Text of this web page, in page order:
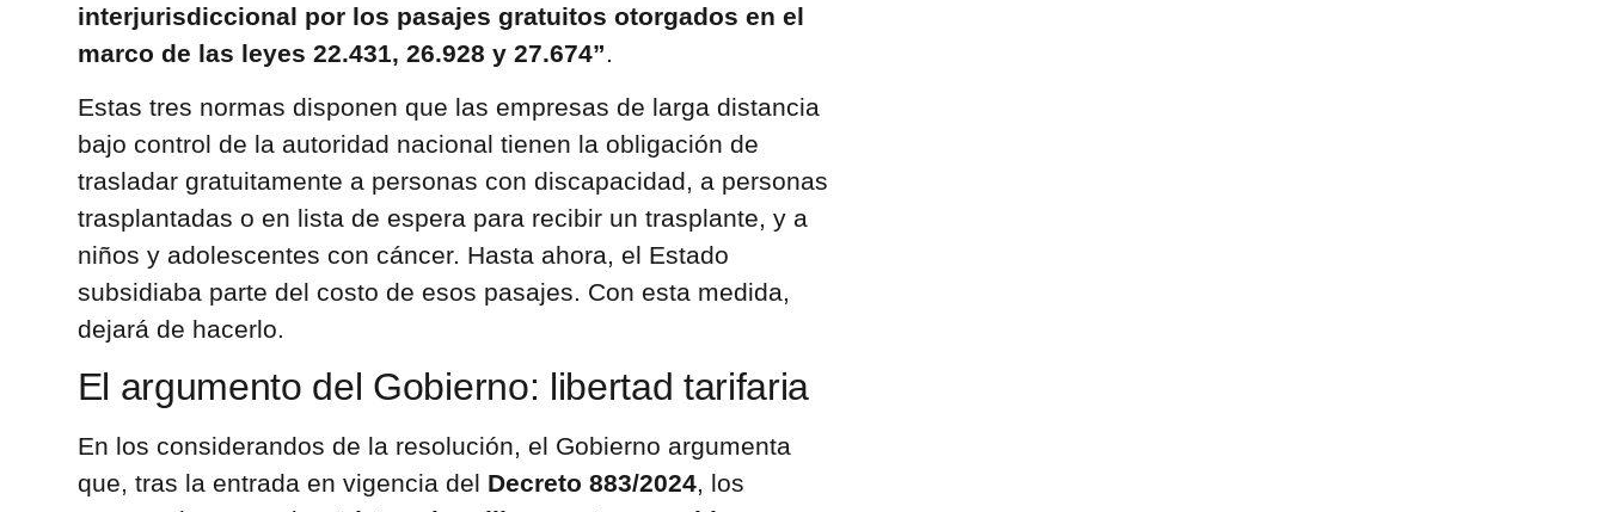
interjurisdiccional por los pasajes gratuitos otorgados en el
marco de las leyes 22.431, 26.928 y 27.674”.
Estas tres normas disponen que las empresas de larga distancia
bajo control de la autoridad nacional tienen la obligación de
trasladar gratuitamente a personas con discapacidad, a personas
trasplantadas o en lista de espera para recibir un trasplante, y a
niños y adolescentes con cáncer. Hasta ahora, el Estado
subsidiaba parte del costo de esos pasajes. Con esta medida,
dejará de hacerlo.
El argumento del Gobierno: libertad tarifaria
En los considerandos de la resolución, el Gobierno argumenta
que, tras la entrada en vigencia del Decreto 883/2024, los